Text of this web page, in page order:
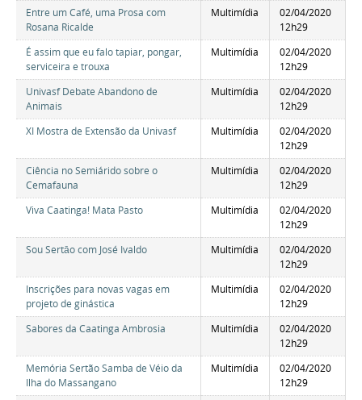
Entre um Café, uma Prosa com
Rosana Ricalde
Multimídia
02/04/2020
12h29
É assim que eu falo tapiar, pongar,
serviceira e trouxa
Multimídia
02/04/2020
12h29
Univasf Debate Abandono de
Animais
Multimídia
02/04/2020
12h29
XI Mostra de Extensão da Univasf
Multimídia
02/04/2020
12h29
Ciência no Semiárido sobre o
Cemafauna
Multimídia
02/04/2020
12h29
Viva Caatinga! Mata Pasto
Multimídia
02/04/2020
12h29
Sou Sertāo com José Ivaldo
Multimídia
02/04/2020
12h29
Inscrições para novas vagas em
projeto de ginástica
Multimídia
02/04/2020
12h29
Sabores da Caatinga Ambrosia
Multimídia
02/04/2020
12h29
Memória Sertão Samba de Véio da
Ilha do Massangano
Multimídia
02/04/2020
12h29